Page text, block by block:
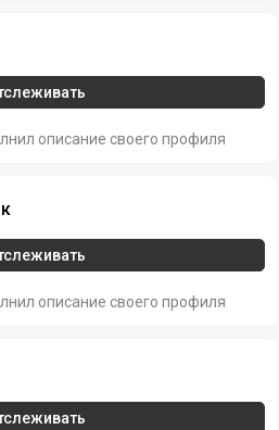
описание своего профиля
описание своего профиля